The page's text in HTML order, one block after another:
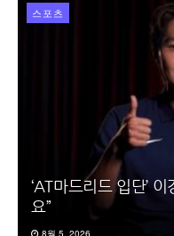
스포츠
‘AT마드리드 입단’
요”
8월 5, 2026